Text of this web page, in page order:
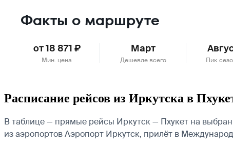
Факты о маршруте
от 18 871 ₽
Мин. цена
Март
Дешевле всего Пик
Расписание рейсов из Иркутска в
В таблице — прямые рейсы Иркутск — Пхукет на
из аэропортов Аэропорт Иркутск, прилёт в